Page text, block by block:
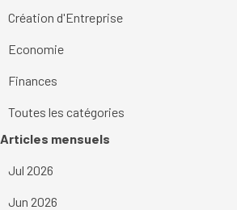
Création d'Entreprise
Economie
Finances
Toutes les catégories
Sauter le bloc Articles mensuels
Articles mensuels
Jul 2026
Jun 2026